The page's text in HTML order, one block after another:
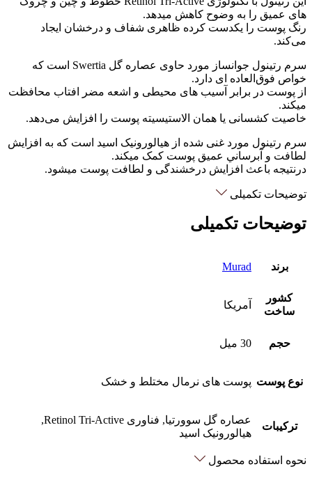
های عمیق را به وضوح کاهش میدهد.
رنگ پوست را یکدست کرده ظاهری شفاف و درخشان ایجاد
می‌کند.
سرم رتینول جوانساز مورد حاوی عصاره گل Swertia است که
خواص فوق‌العاده ای دارد.
از پوست در برابر آسیب های محیطی و اشعه مضر افتاب محافظت
میکند.
خاصیت کشسانی یا همان الاستیسیته پوست را افزایش می‌دهد.
سرم رتینول مورد غنی شده از هیالورونیک اسید است که به افزایش
لطافت و آبرساني عمیق پوست کمک میکند.
درنتیجه باعث افزایش درخشندگی و لطافت پوست میشود.
توضیحات تکمیلی
توضیحات تکمیلی
برند Murad
کشور
ساخت
آمریکا
حجم 30 میل
نوع پوست پوست های نرمال مختلط و خشک
ترکیبات
عصاره گل سوورتیا, فناوری Retinol Tri-Active,
هیالورونیک اسید
نحوه استفاده محصول